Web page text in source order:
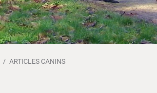
ARTICLES CANINS